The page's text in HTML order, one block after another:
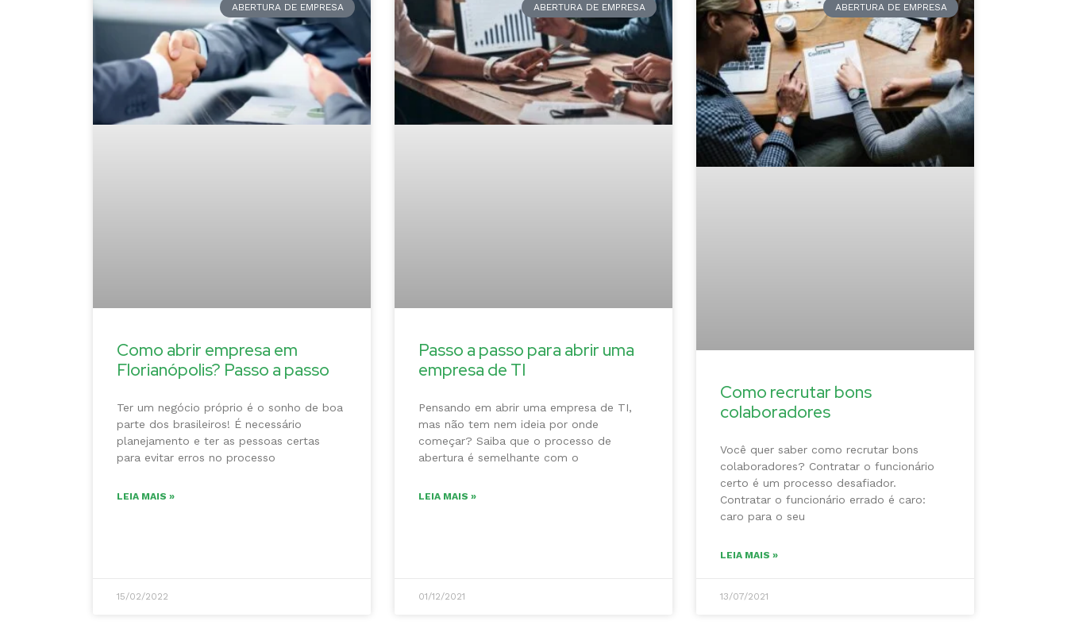
ABERTURA DE EMPRESA
Como abrir empresa em
Florianópolis? Passo a passo
Ter um negócio próprio é o sonho de boa
parte dos brasileiros! É necessário
planejamento e ter as pessoas certas
para evitar erros no processo
LEIA MAIS »
15/02/2022
ABERTURA DE EMPRESA
Passo a passo para abrir uma
empresa de TI
Pensando em abrir uma empresa de TI,
mas não tem nem ideia por onde
começar? Saiba que o processo de
abertura é semelhante com o
LEIA MAIS »
01/12/2021
ABERTURA DE EMPRESA
Como recrutar bons
colaboradores
Você quer saber como recrutar bons
colaboradores? Contratar o funcionário
certo é um processo desafiador.
Contratar o funcionário errado é caro:
caro para o seu
LEIA MAIS »
13/07/2021